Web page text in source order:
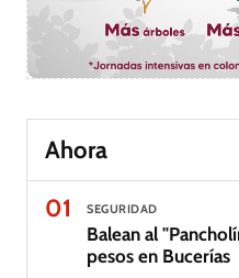
Ahora
01
SEGURIDAD
Balean al
pesos en Bucerías